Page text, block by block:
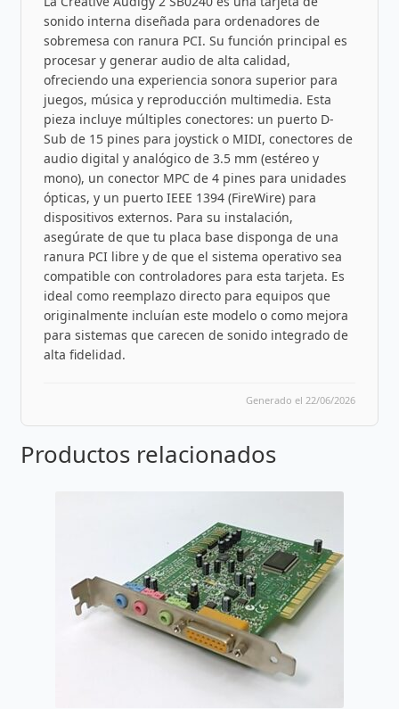
sonido interna diseñada para ordenadores de
sobremesa con ranura PCI. Su función principal es
procesar y generar audio de alta calidad,
ofreciendo una experiencia sonora superior para
juegos, música y reproducción multimedia. Esta
pieza incluye múltiples conectores: un puerto D-
Sub de 15 pines para joystick o MIDI, conectores de
audio digital y analógico de 3.5 mm (estéreo y
mono), un conector MPC de 4 pines para unidades
ópticas, y un puerto IEEE 1394 (FireWire) para
dispositivos externos. Para su instalación,
asegúrate de que tu placa base disponga de una
ranura PCI libre y de que el sistema operativo sea
compatible con controladores para esta tarjeta. Es
ideal como reemplazo directo para equipos que
originalmente incluían este modelo o como mejora
para sistemas que carecen de sonido integrado de
alta fidelidad.
Generado el 22/06/2026
Productos relacionados